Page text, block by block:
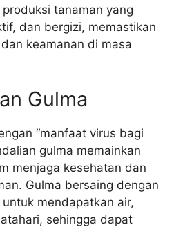
tanaman yang
dan bergizi, memastikan
keamanan di masa
Gulma
“manfaat virus bagi
gulma memainkan
menjaga kesehatan dan
Gulma bersaing dengan
mendapatkan air,
sehingga dapat